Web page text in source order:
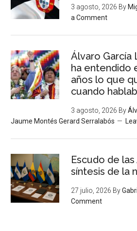
3 agosto, 2026 By
a Comment
Álvaro García
ha entendido
años lo que
cuando
3 agosto, 2026 By
Jaume Montés Gerard Serralabós
Escudo de
síntesis de la
27 julio, 2026 By
Comment